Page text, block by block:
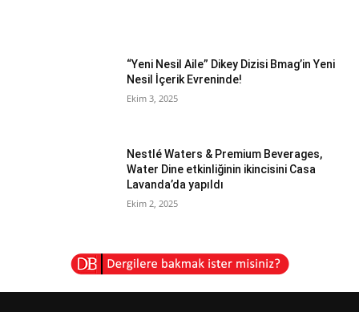
“Yeni Nesil Aile” Dikey Dizisi Bmag’in Yeni
Nesil İçerik Evreninde!
Ekim 3, 2025
Nestlé Waters & Premium Beverages,
Water Dine etkinliğinin ikincisini Casa
Lavanda’da yapıldı
Ekim 2, 2025